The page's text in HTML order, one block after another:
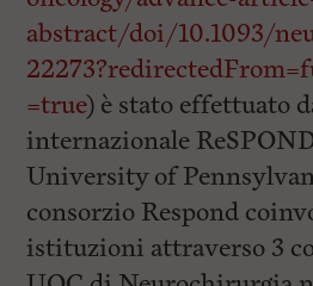
abstract/doi/10.1093/
=true) è stato effettuato
internazionale
University of
consorzio Respond
istituzioni attraverso 3